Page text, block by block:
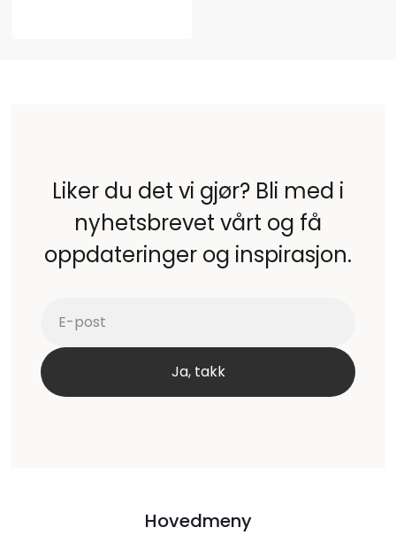
Liker du det vi gjør? Bli med i
nyhetsbrevet vårt og få
oppdateringer og inspirasjon.
Hovedmeny